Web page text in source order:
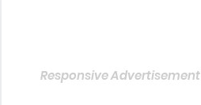
Responsive Advertisement